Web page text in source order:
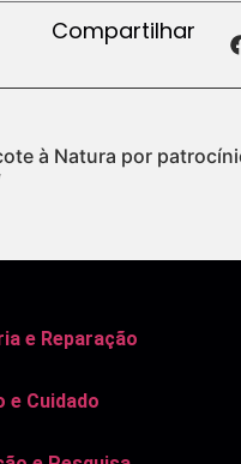
Compartilhar
à Natura por
e Reparação
e Cuidado